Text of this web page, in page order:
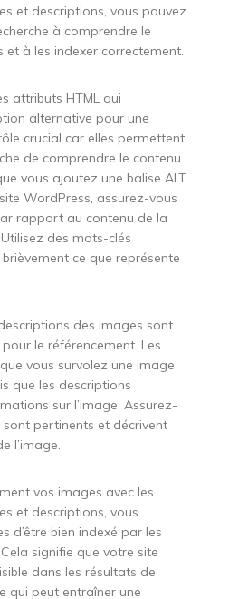
et descriptions, vous pouvez
à comprendre le
et à les indexer correctement.
attributs HTML qui
alternative pour une
crucial car elles permettent
de comprendre le contenu
vous ajoutez une balise ALT
WordPress, assurez-vous
rapport au contenu de la
des mots-clés
ce que représente
des images sont
le référencement. Les
vous survolez une image
que les descriptions
sur l’image. Assurez-
pertinents et décrivent
l’image.
vos images avec les
et descriptions, vous
d’être bien indexé par les
signifie que votre site
dans les résultats de
qui peut entraîner une